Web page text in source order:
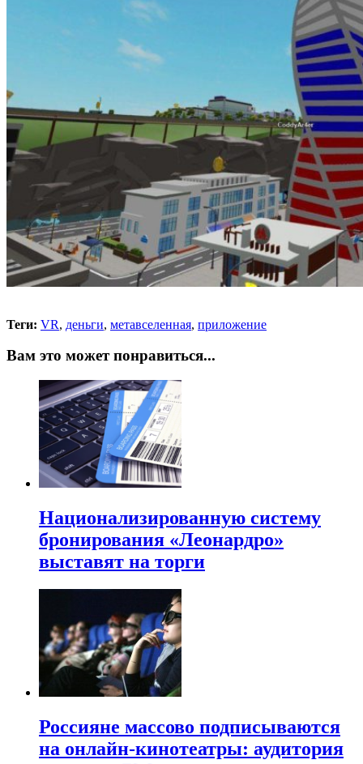
Теги: VR, деньги, метавселенная, приложение
Вам это может понравиться...
Национализированную систему
бронирования «Леонардро»
выставят на торги
Россияне массово подписываются
на онлайн-кинотеатры: аудитория